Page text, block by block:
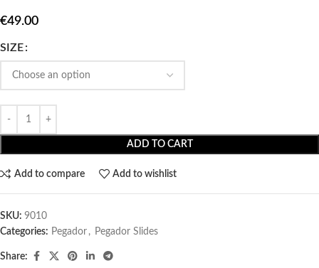
€49.00
SIZE
ADD TO CART
Add to compare Add to wishlist
SKU: 9010
Categories: Pegador​ , Pegador Slides
Share: